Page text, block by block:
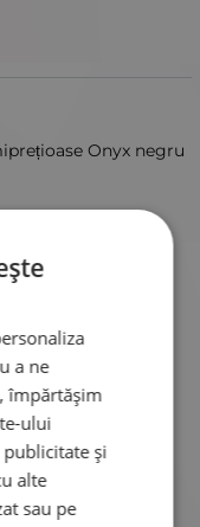
Onyx negru
a ne
împărtășim
ului
și
alte
sau pe